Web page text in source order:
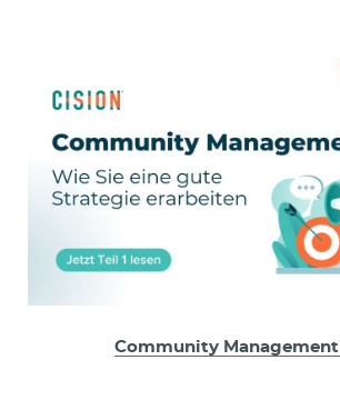
Community Management